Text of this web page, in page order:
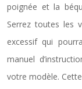
poignée et la
Serrez toutes les
excessif qui
manuel
votre modèle.